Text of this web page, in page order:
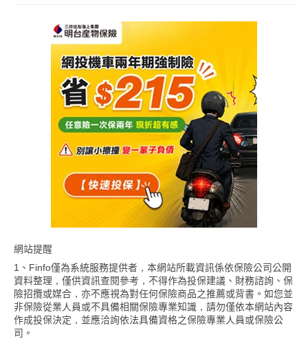
網站提醒
1、Finfo僅為系統服務提供者，本網站所載資訊係依保險公司公開
資料整理，僅供資訊查閱參考，不得作為投保建議、財務諮詢、保
險招攬或媒合，亦不應視為對任何保險商品之推薦或背書。如您並
非保險從業人員或不具備相關保險專業知識，請勿僅依本網站內容
作成投保決定，並應洽詢依法具備資格之保險專業人員或保險公
司。